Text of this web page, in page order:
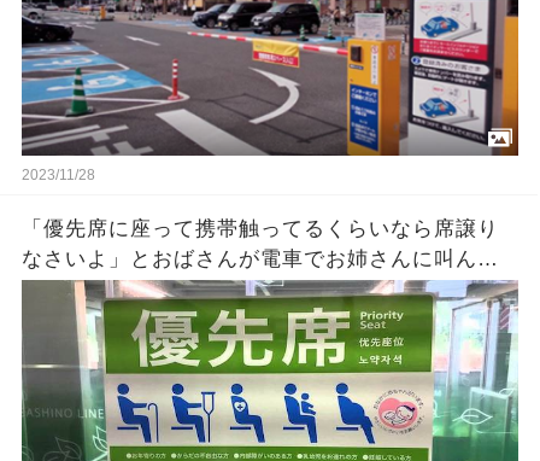
2023/11/28
「優先席に座って携帯触ってるくらいなら席譲り
なさいよ」とおばさんが電車でお姉さんに叫ん
だ！そうするとそのお姉さんが急に泣き出しまし
た・・ → その理由を知って今の日本の現状に情
けなくなってきた！